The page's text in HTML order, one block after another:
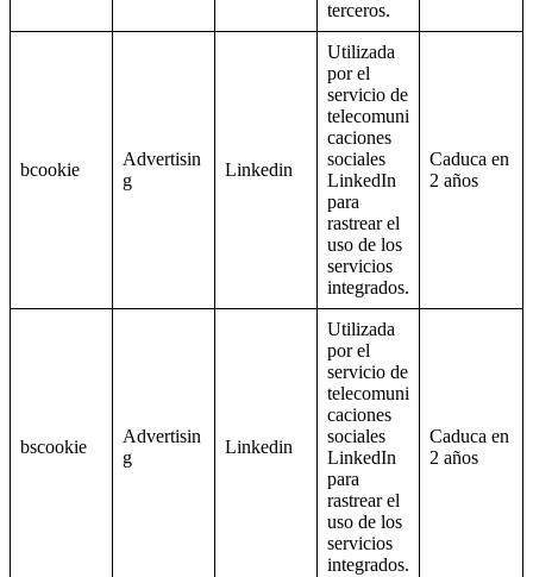
terceros.
bcookie
Advertisin
g
Linkedin
Utilizada
por el
servicio de
telecomuni
caciones
sociales
LinkedIn
para
rastrear el
uso de los
servicios
integrados.
Caduca en
2 años
bscookie
Advertisin
g
Linkedin
Utilizada
por el
servicio de
telecomuni
caciones
sociales
LinkedIn
para
rastrear el
uso de los
servicios
integrados.
Caduca en
2 años